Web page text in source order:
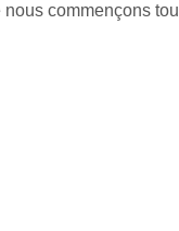
commençons